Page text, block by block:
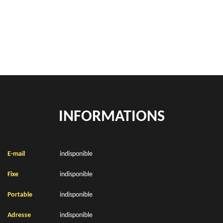
INFORMATIONS
E-mail indisponible
Fixe indisponible
Portable indisponible
Adresse indisponible